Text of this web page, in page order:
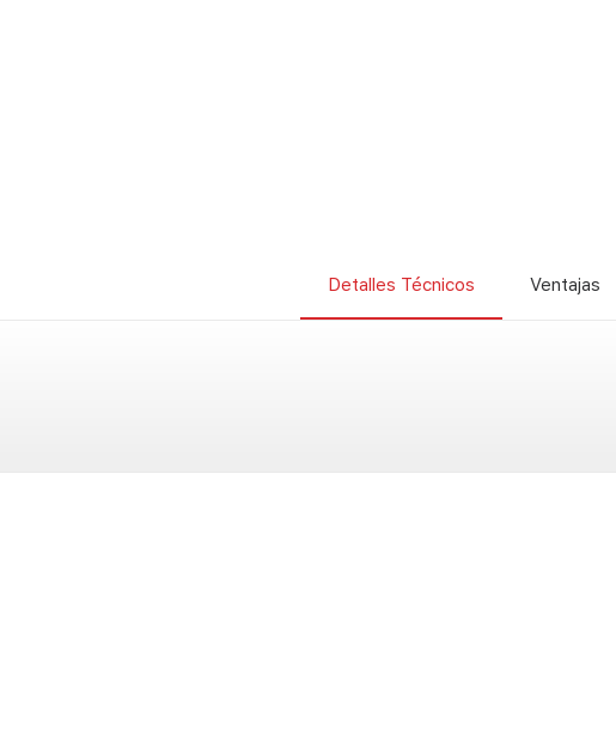
Detalles Técnicos Ventajas